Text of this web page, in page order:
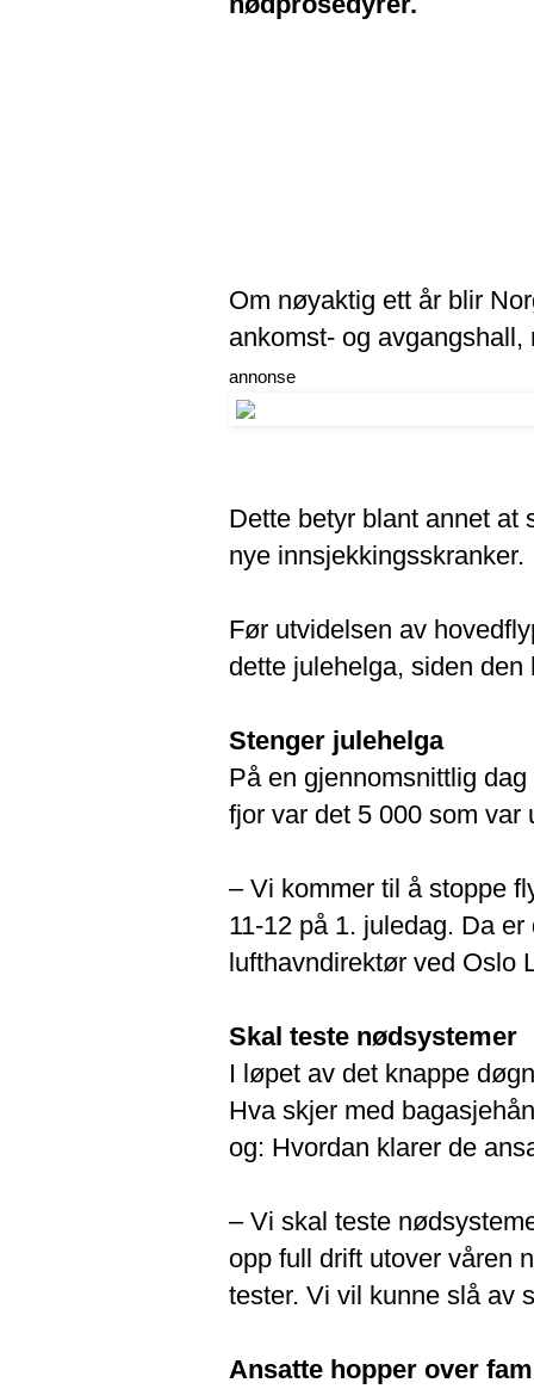
Om nøyaktig ett år blir
ankomst- og
annonse
Dette betyr blant annet at
nye innsjekkingsskranker.
Før utvidelsen av
dette julehelga, siden
Stenger julehelga
På en gjennomsnittlig
fjor var det 5 000 som var
– Vi kommer til å stoppe
11-12 på 1. juledag. Da
lufthavndirektør ved Oslo
Skal teste nødsystemer
I løpet av det knappe
Hva skjer med
og: Hvordan klarer de
– Vi skal teste
opp full drift utover våren
tester. Vi vil kunne slå av
Ansatte hopper over